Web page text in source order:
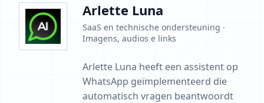
Arlette Luna
SaaS en technische ondersteuning ·
Imagens, audios e links
Arlette Luna heeft een assistent op
WhatsApp geïmplementeerd die
automatisch vragen beantwoordt